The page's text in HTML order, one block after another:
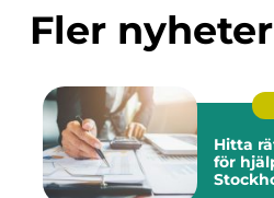
Fler nyheter
Hitta
för